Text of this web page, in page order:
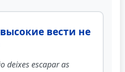
вести не
deixes escapar as